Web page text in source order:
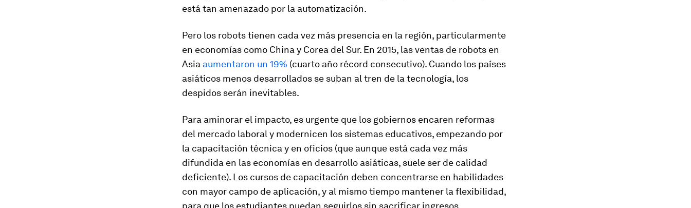
está tan amenazado por la automatización.
Pero los robots tienen cada vez más presencia en la región, particularmente
en economías como China y Corea del Sur. En 2015, las ventas de robots en
Asia aumentaron un 19% (cuarto año récord consecutivo). Cuando los países
asiáticos menos desarrollados se suban al tren de la tecnología, los
despidos serán inevitables.
Para aminorar el impacto, es urgente que los gobiernos encaren reformas
del mercado laboral y modernicen los sistemas educativos, empezando por
la capacitación técnica y en oficios (que aunque está cada vez más
difundida en las economías en desarrollo asiáticas, suele ser de calidad
deficiente). Los cursos de capacitación deben concentrarse en habilidades
con mayor campo de aplicación, y al mismo tiempo mantener la flexibilidad,
para que los estudiantes puedan seguirlos sin sacrificar ingresos.